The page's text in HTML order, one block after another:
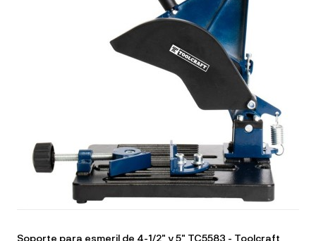
Soporte para esmeril de 4-1/2" y 5" TC5583 - Toolcraft